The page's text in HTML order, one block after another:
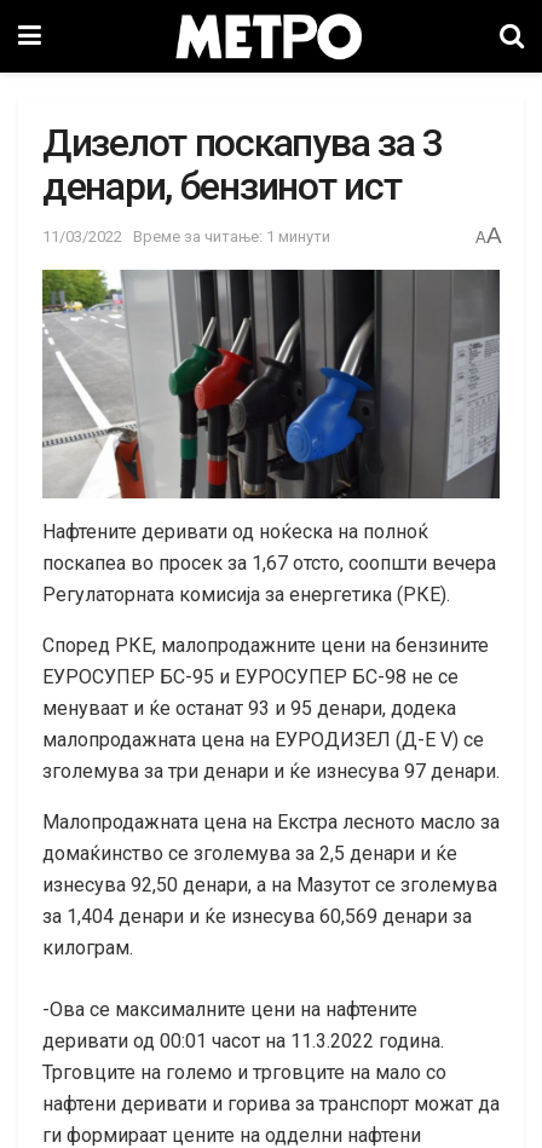
Дизелот поскапува за 3
денари, бензинот ист
11/03/2022 Време за читање: 1 минути AA
Нафтените деривати од ноќеска на полноќ
поскапеа во просек за 1,67 отсто, соопшти вечера
Регулаторната комисија за енергетика (РКЕ).
Според РКЕ, малопродажните цени на бензините
ЕУРОСУПЕР БС-95 и ЕУРОСУПЕР БС-98 не се
менуваат и ќе останат 93 и 95 денари, додека
малопродажната цена на ЕУРОДИЗЕЛ (Д-Е V) се
зголемува за три денари и ќе изнесува 97 денари.
Малопродажната цена на Екстра лесното масло за
домаќинство се зголемува за 2,5 денари и ќе
изнесува 92,50 денари, а на Мазутот се зголемува
за 1,404 денари и ќе изнесува 60,569 денари за
килограм.
-Ова се максималните цени на нафтените
деривати од 00:01 часот на 11.3.2022 година.
Трговците на големо и трговците на мало со
нафтени деривати и горива за транспорт можат да
ги формираат цените на одделни нафтени